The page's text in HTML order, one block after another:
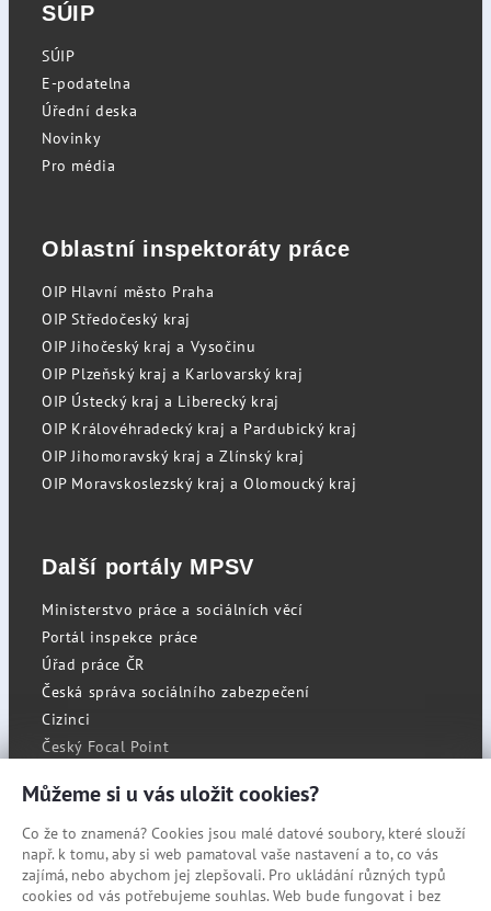
SÚIP
SÚIP
E-podatelna
Úřední deska
Novinky
Pro média
Oblastní inspektoráty práce
OIP Hlavní město Praha
OIP Středočeský kraj
OIP Jihočeský kraj a Vysočinu
OIP Plzeňský kraj a Karlovarský kraj
OIP Ústecký kraj a Liberecký kraj
OIP Královéhradecký kraj a Pardubický kraj
OIP Jihomoravský kraj a Zlínský kraj
OIP Moravskoslezský kraj a Olomoucký kraj
Další portály MPSV
Ministerstvo práce a sociálních věcí
Portál inspekce práce
Úřad práce ČR
Česká správa sociálního zabezpečení
Cizinci
Český Focal Point
RSS
Cookies
Prohlášení o přístupnosti
Můžeme si u vás uložit cookies?
Co že to znamená? Cookies jsou malé datové soubory, které slouží
např. k tomu, aby si web pamatoval vaše nastavení a to, co vás
zajímá, nebo abychom jej zlepšovali. Pro ukládání různých typů
cookies od vás potřebujeme souhlas. Web bude fungovat i bez